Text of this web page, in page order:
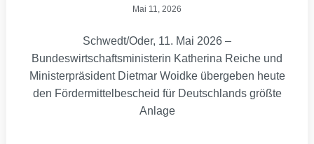
Mai 11, 2026
Schwedt/Oder, 11. Mai 2026 –
Bundeswirtschaftsministerin Katherina Reiche und
Ministerpräsident Dietmar Woidke übergeben heute
den Fördermittelbescheid für Deutschlands größte
Anlage